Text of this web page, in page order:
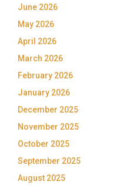
June 2026
May 2026
April 2026
March 2026
February 2026
January 2026
December 2025
November 2025
October 2025
September 2025
August 2025